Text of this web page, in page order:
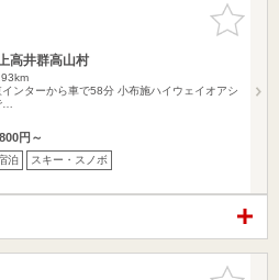
お気に入
りに追加
高井群高山村
ンターから車で58分 小布施ハイウェイオアシ
円～
泊 スキー・スノボ
お気に入